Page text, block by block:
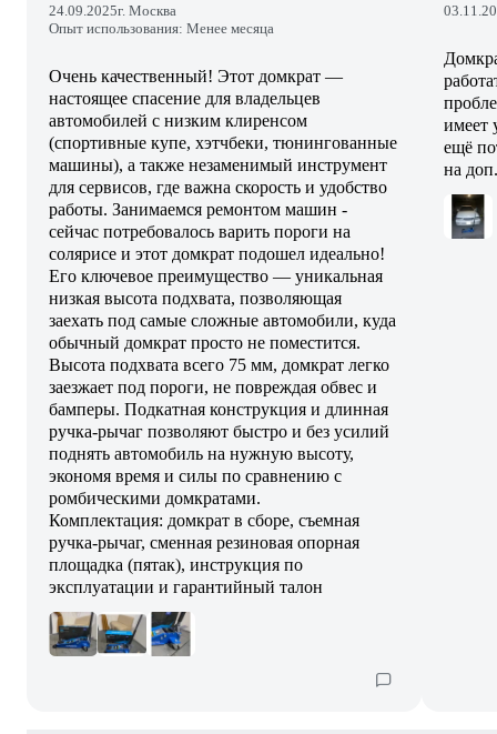
24.09.2025г. Москва
Опыт использования: Менее месяца
Очень качественный! Этот домкрат —
настоящее спасение для владельцев
автомобилей с низким клиренсом
(спортивные купе, хэтчбеки, тюнингованные
машины), а также незаменимый инструмент
для сервисов, где важна скорость и удобство
работы. Занимаемся ремонтом машин -
сейчас потребовалось варить пороги на
солярисе и этот домкрат подошел идеально!
Его ключевое преимущество — уникальная
низкая высота подхвата, позволяющая
заехать под самые сложные автомобили, куда
обычный домкрат просто не поместится.
Высота подхвата всего 75 мм, домкрат легко
заезжает под пороги, не повреждая обвес и
бамперы. Подкатная конструкция и длинная
ручка-рычаг позволяют быстро и без усилий
поднять автомобиль на нужную высоту,
экономя время и силы по сравнению с
ромбическими домкратами.
Комплектация: домкрат в сборе, съемная
ручка-рычаг, сменная резиновая опорная
площадка (пятак), инструкция по
эксплуатации и гарантийный талон
имеет
ещё
на